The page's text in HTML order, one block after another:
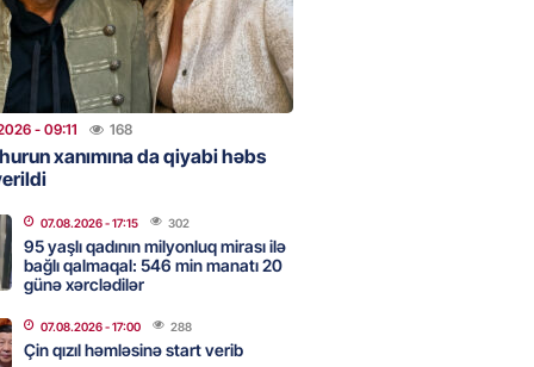
oğlu türkcə danışdı
- 14:39 105
Prezident İlham Əliyevə
- 12:59
- 09:11 168
xanımına da qiyabi həbs
07.08.2026- 17:15 302
95 yaşlı qadının milyonluq mirası ilə
bağlı qalmaqal: 546 min manatı 20
günə xərclədilər
07.08.2026- 17:00 288
Çin qızıl həmləsinə start verib